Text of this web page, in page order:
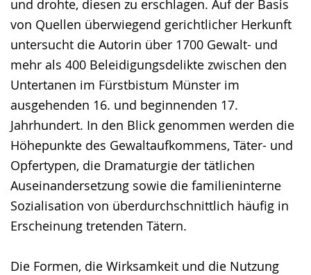
und drohte, diesen zu erschlagen. Auf der Basis
von Quellen überwiegend gerichtlicher Herkunft
untersucht die Autorin über 1700 Gewalt- und
mehr als 400 Beleidigungsdelikte zwischen den
Untertanen im Fürstbistum Münster im
ausgehenden 16. und beginnenden 17.
Jahrhundert. In den Blick genommen werden die
Höhepunkte des Gewaltaufkommens, Täter- und
Opfertypen, die Dramaturgie der tätlichen
Auseinandersetzung sowie die familieninterne
Sozialisation von überdurchschnittlich häufig in
Erscheinung tretenden Tätern.
Die Formen, die Wirksamkeit und die Nutzung